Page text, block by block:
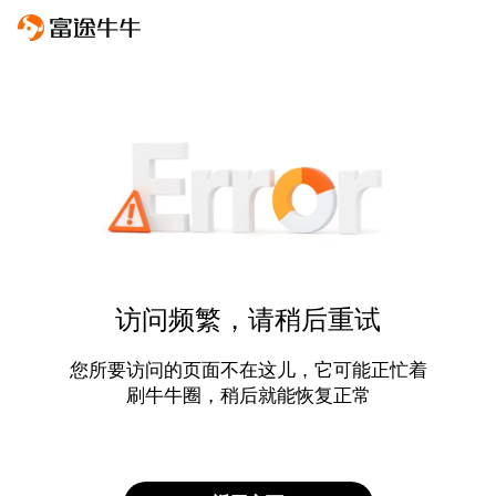
访问频繁，请稍后重试
您所要访问的页面不在这儿，它可能正忙着
刷牛牛圈，稍后就能恢复正常